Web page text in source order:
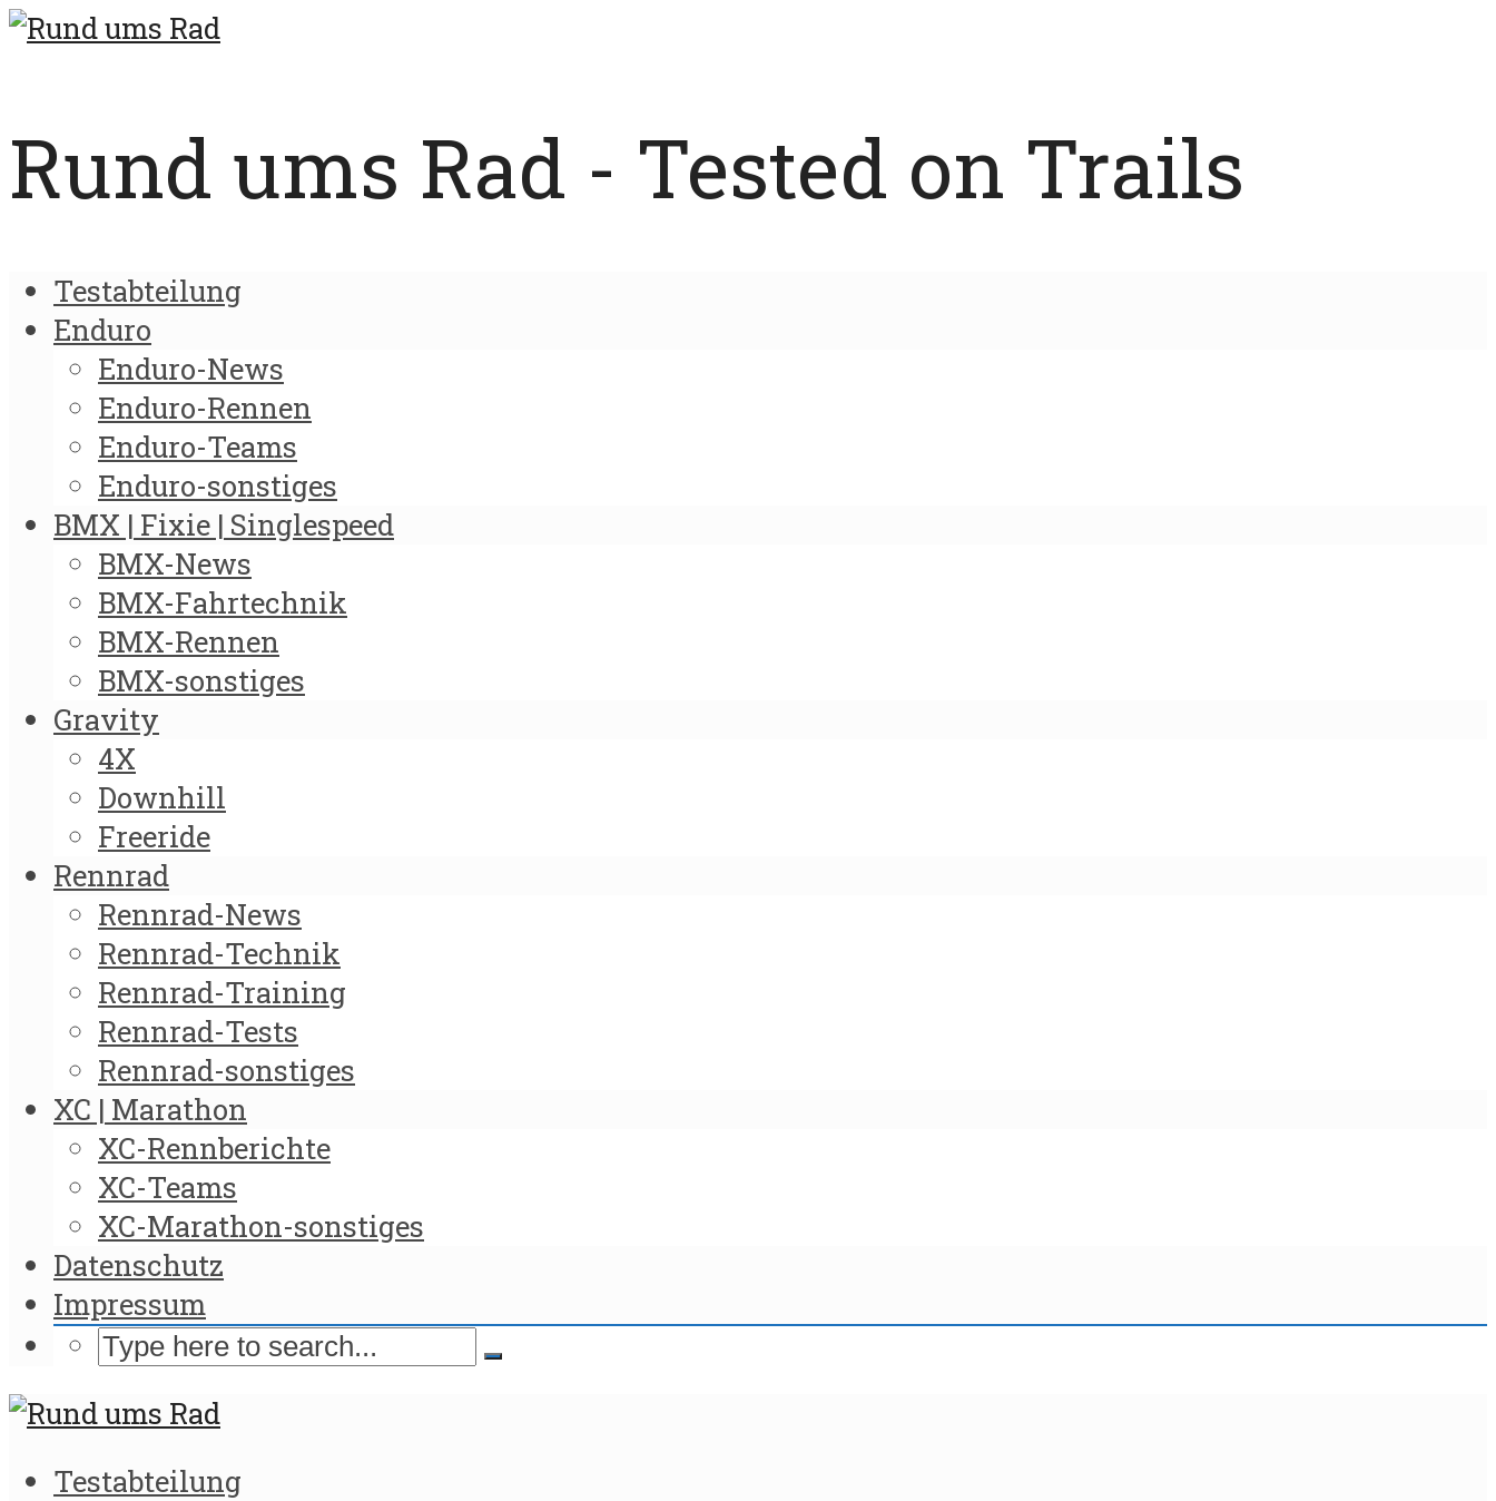
Rund ums Rad - Tested on Trails
Testabteilung
Enduro
Enduro-News
Enduro-Rennen
Enduro-Teams
Enduro-sonstiges
BMX | Fixie | Singlespeed
BMX-News
BMX-Fahrtechnik
BMX-Rennen
BMX-sonstiges
Gravity
4X
Downhill
Freeride
Rennrad
Rennrad-News
Rennrad-Technik
Rennrad-Training
Rennrad-Tests
Rennrad-sonstiges
XC | Marathon
XC-Rennberichte
XC-Teams
XC-Marathon-sonstiges
Datenschutz
Impressum
Testabteilung